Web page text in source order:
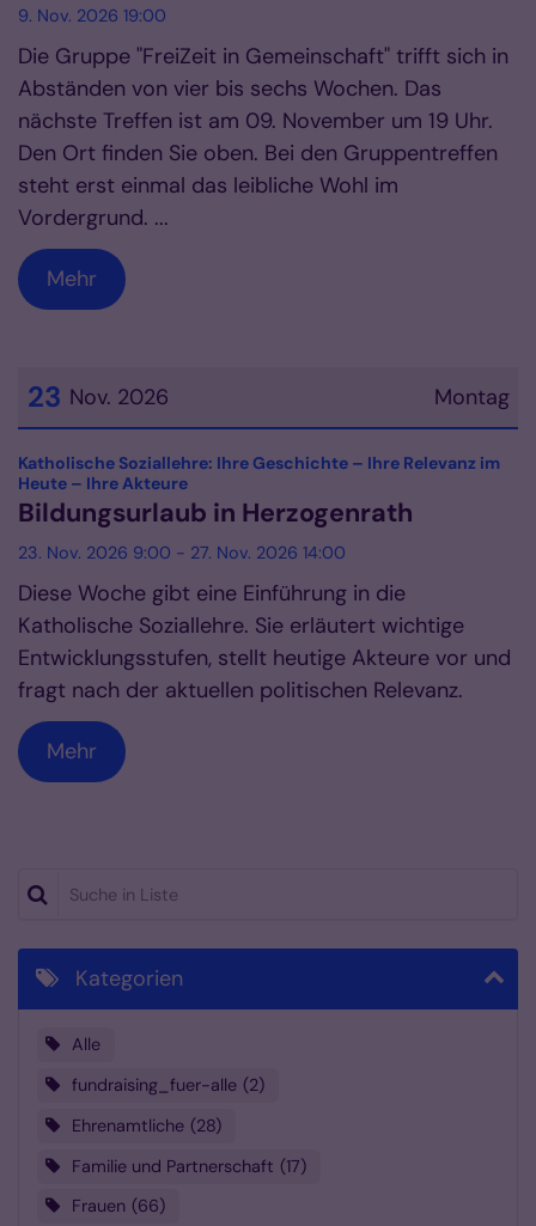
9. Nov. 2026 19:00
Die Gruppe "FreiZeit in Gemeinschaft" trifft sich in
Abständen von vier bis sechs Wochen. Das
nächste Treffen ist am 09. November um 19 Uhr.
Den Ort finden Sie oben. Bei den Gruppentreffen
steht erst einmal das leibliche Wohl im
Vordergrund. ...
Mehr
Montag
23 Nov. 2026
Datum: 23. November 2026
Katholische Soziallehre: Ihre Geschichte – Ihre Relevanz im
Heute – Ihre Akteure:
Bildungsurlaub in Herzogenrath
23. Nov. 2026 9:00 - 27. Nov. 2026 14:00
Diese Woche gibt eine Einführung in die
Katholische Soziallehre. Sie erläutert wichtige
Entwicklungsstufen, stellt heutige Akteure vor und
fragt nach der aktuellen politischen Relevanz.
Mehr
Suche in Liste
Kategorien
Alle
fundraising_fuer-alle 2
Ehrenamtliche 28
Familie und Partnerschaft 17
Frauen
66